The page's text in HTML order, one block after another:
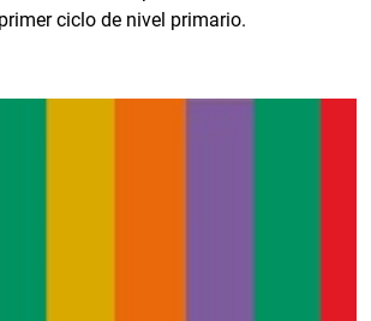
ciclo de nivel primario.